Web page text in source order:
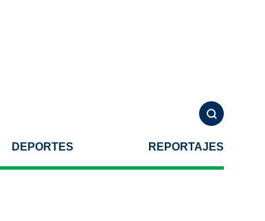
DEPORTES REPORTAJES
armada